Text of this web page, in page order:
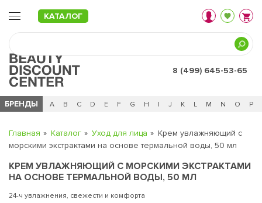
КАТАЛОГ
8 (499) 645-53-65
БРЕНДЫ
Ч 0 - 9 A B C D E F G H I J K L M N O P
Главная Каталог Уход для лица
Крем увлажняющий с
морскими экстрактами на основе термальной воды, 50 мл
КРЕМ УВЛАЖНЯЮЩИЙ С МОРСКИМИ ЭКСТРАКТАМИ
НА ОСНОВЕ ТЕРМАЛЬНОЙ ВОДЫ, 50 МЛ
24-ч увлажнения, свежести и комфорта